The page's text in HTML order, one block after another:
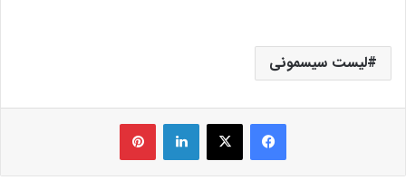
لیست سیسمونی
فیس بوک X لینکدین ‫پین‌ترست